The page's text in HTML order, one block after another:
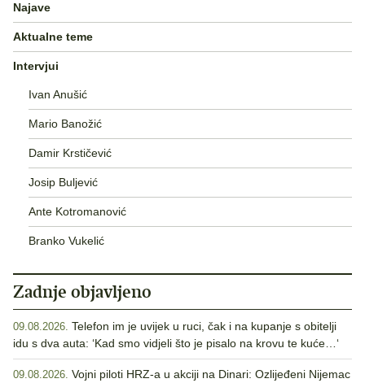
Najave
Aktualne teme
Intervjui
Ivan Anušić
Mario Banožić
Damir Krstičević
Josip Buljević
Ante Kotromanović
Branko Vukelić
Zadnje objavljeno
09.08.2026. Telefon im je uvijek u ruci, čak i na kupanje s obitelji
idu s dva auta: ‘Kad smo vidjeli što je pisalo na krovu te kuće…‘
09.08.2026. Vojni piloti HRZ-a u akciji na Dinari: Ozlijeđeni Nijemac